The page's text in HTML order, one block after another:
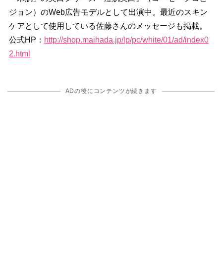
ジョン）のWeb広告モデルとして出演中。最近のスキン
ケアとして使用している佐藤さんのメッセージも掲載。
公式HP： http://shop.maihada.jp/lp/pc/white/01/ad/index0
2.html
ADの後にコンテンツが続きます